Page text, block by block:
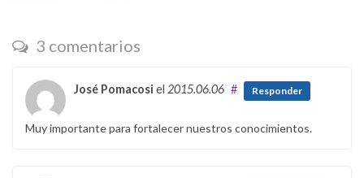
3 comentarios
José Pomacosi el 2015.06.06 # Responder
Muy importante para fortalecer nuestros conocimientos.